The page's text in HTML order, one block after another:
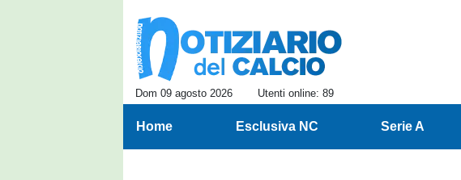
Dom 09 agosto 2026 Utenti online: 89
Home Esclusiva NC Serie A